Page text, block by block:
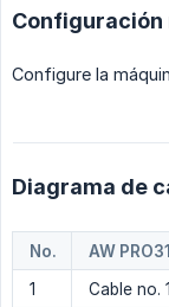
Configuración
Configure la
Diagrama de
No. AW
1
Cable no. 1